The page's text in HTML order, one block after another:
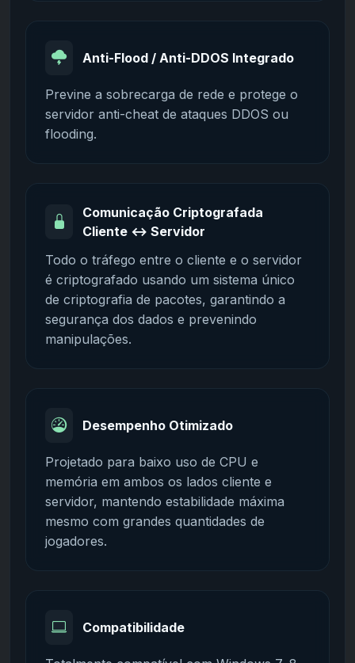
Anti-Flood / Anti-DDOS Integrado
Previne a sobrecarga de rede e protege o
servidor anti-cheat de ataques DDOS ou
flooding.
Comunicação Criptografada
Cliente ↔ Servidor
Todo o tráfego entre o cliente e o servidor
é criptografado usando um sistema único
de criptografia de pacotes, garantindo a
segurança dos dados e prevenindo
manipulações.
Desempenho Otimizado
Projetado para baixo uso de CPU e
memória em ambos os lados cliente e
servidor, mantendo estabilidade máxima
mesmo com grandes quantidades de
jogadores.
Compatibilidade